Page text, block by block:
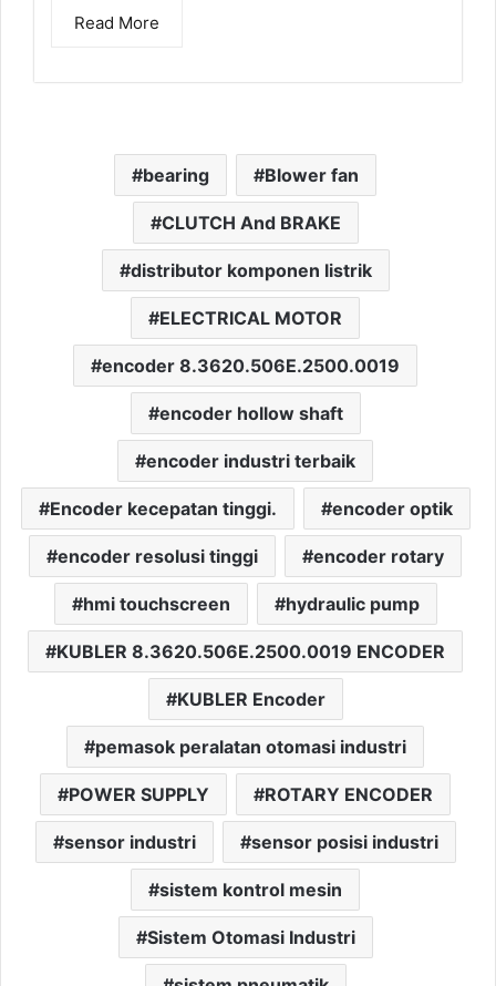
Read More
bearing Blower fan
CLUTCH And BRAKE
distributor komponen listrik
ELECTRICAL MOTOR
encoder 8.3620.506E.2500.0019
encoder hollow shaft
encoder industri terbaik
Encoder kecepatan tinggi. encoder optik
encoder resolusi tinggi encoder rotary
hmi touchscreen hydraulic pump
KUBLER 8.3620.506E.2500.0019 ENCODER
KUBLER Encoder
pemasok peralatan otomasi industri
POWER SUPPLY ROTARY ENCODER
sensor industri sensor posisi industri
sistem kontrol mesin
Sistem Otomasi Industri